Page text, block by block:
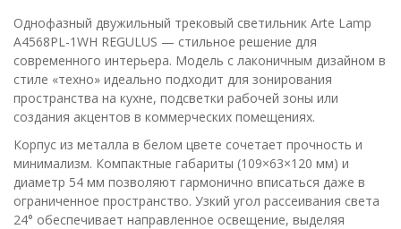
Однофазный двужильный трековый светильник Arte Lamp
A4568PL-1WH REGULUS — стильное решение для
современного интерьера. Модель с лаконичным дизайном в
стиле «техно» идеально подходит для зонирования
пространства на кухне, подсветки рабочей зоны или
создания акцентов в коммерческих помещениях.
Корпус из металла в белом цвете сочетает прочность и
минимализм. Компактные габариты (109×63×120 мм) и
диаметр 54 мм позволяют гармонично вписаться даже в
ограниченное пространство. Узкий угол рассеивания света
24° обеспечивает направленное освещение, выделяя